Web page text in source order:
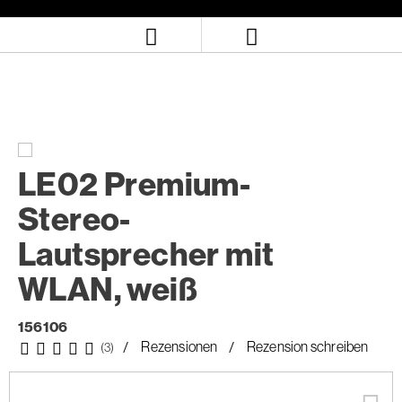
LE02 Premium-
Stereo-
Lautsprecher mit
WLAN, weiß
156106
(3) Rezensionen Rezension schreiben